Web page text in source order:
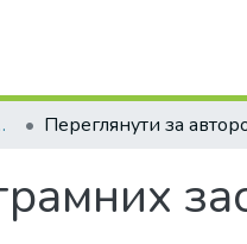
(ТПЗА) Переглянути за